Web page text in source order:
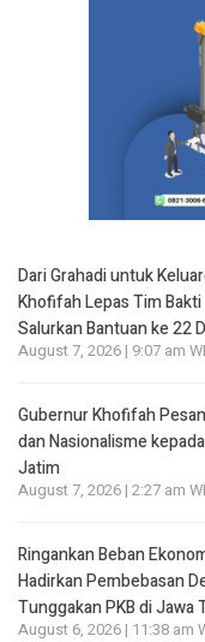
Dari Grahadi untuk
Khofifah Lepas Tim
Salurkan Bantuan ke 22
August 7, 2026 | 9:07 am
Gubernur Khofifah
dan Nasionalisme
Jatim
August 7, 2026 | 2:27 am
Ringankan Beban
Hadirkan Pembebasan
Tunggakan PKB di Jawa
August 6, 2026 | 11:38 am